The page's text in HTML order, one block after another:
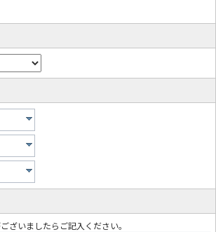
ざいましたらご記入ください。